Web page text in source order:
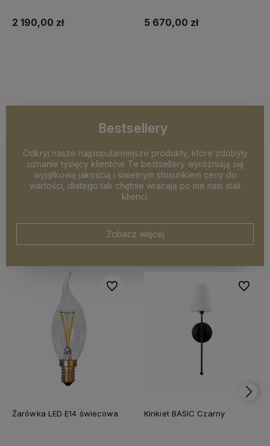
2 190,00 zł 5 670,00 zł
Bestsellery
Odkryj nasze najpopularniejsze produkty, które zdobyły
uznanie tysięcy klientów. Te bestsellery wyróżniają się
wyjątkową jakością i świetnym stosunkiem ceny do
wartości, dlatego tak chętnie wracają po nie nasi stali
klienci.
Zobacz więcej
Żarówka LED E14 świecowa
Do ulubionych
Kinkiet BASIC Czarny
Do